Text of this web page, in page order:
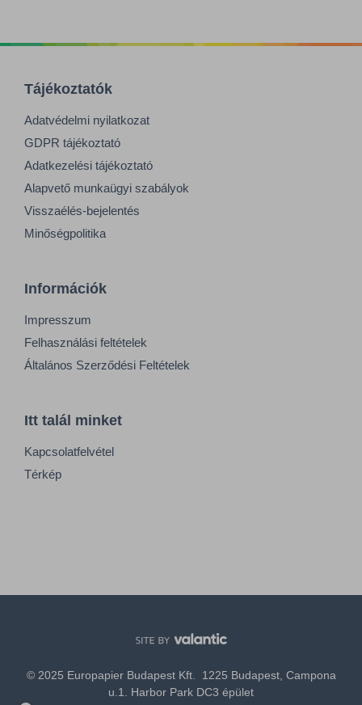
Tájékoztatók
Adatvédelmi nyilatkozat
GDPR tájékoztató
Adatkezelési tájékoztató
Alapvető munkaügyi szabályok
Visszaélés-bejelentés
Minőségpolitika
Információk
Impresszum
Felhasználási feltételek
Általános Szerződési Feltételek
Itt talál minket
Kapcsolatfelvétel
Térkép
© 2025 Europapier Budapest Kft. 1225 Budapest, Campona
u.1. Harbor Park DC3 épület